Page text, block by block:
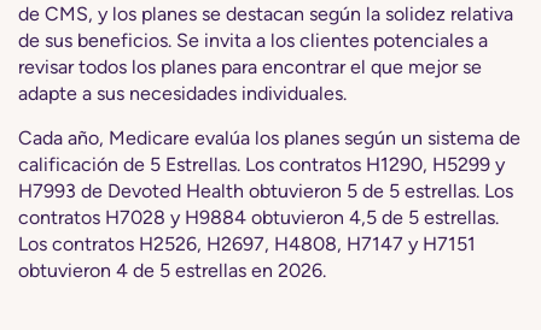
de CMS, y los planes se destacan según la solidez relativa
de sus beneficios. Se invita a los clientes potenciales a
revisar todos los planes para encontrar el que mejor se
adapte a sus necesidades individuales.
Cada año, Medicare evalúa los planes según un sistema de
calificación de 5 Estrellas. Los contratos H1290, H5299 y
H7993 de Devoted Health obtuvieron 5 de 5 estrellas. Los
contratos H7028 y H9884 obtuvieron 4,5 de 5 estrellas.
Los contratos H2526, H2697, H4808, H7147 y H7151
obtuvieron 4 de 5 estrellas en 2026.